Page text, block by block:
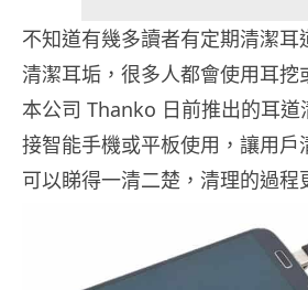
不知道有幾多讀者有定期清潔耳
清潔耳垢，很多人都會使用耳挖
本公司 Thanko 日前推出的耳道
接智能手機或平板使用，讓用戶
可以睇得一清二楚，清理的過程